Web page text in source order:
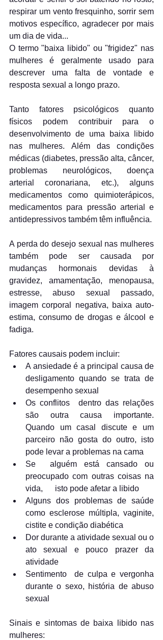
respirar um vento fresquinho, sorrir sem
motivos específico, agradecer por mais
um dia de vida...
O termo "baixa libido" ou "frigidez" nas
mulheres é geralmente usado para
descrever uma falta de vontade e
resposta sexual a longo prazo.
Tanto fatores psicológicos quanto
físicos podem contribuir para o
desenvolvimento de uma baixa libido
nas mulheres. Além das condições
médicas (diabetes, pressão alta, câncer,
problemas neurológicos, doença
arterial coronariana, etc.), alguns
medicamentos como quimioterápicos,
medicamentos para pressão arterial e
antidepressivos também têm influência.
A perda do desejo sexual nas mulheres
também pode ser causada por
mudanças hormonais devidas à
gravidez, amamentação, menopausa,
estresse, abuso sexual passado,
imagem corporal negativa, baixa auto-
estima, consumo de drogas e álcool e
fadiga.
Fatores causais podem incluir:
A ansiedade é a principal causa de
desligamento quando se trata de
desempenho sexual
Os conflitos  dentro das relações
são outra causa importante.
Quando um casal discute e um
parceiro não gosta do outro, isto
pode levar a problemas na cama
Se  alguém está cansado ou
preocupado com outras coisas na
vida,      isto pode afetar a libido
Alguns dos problemas de saúde
como esclerose múltipla, vaginite,
cistite e condição diabética
Dor durante a atividade sexual ou o
ato sexual e pouco prazer da
atividade
Sentimento  de culpa e vergonha
durante o sexo, história de abuso
sexual
Sinais e sintomas de baixa libido nas
mulheres: